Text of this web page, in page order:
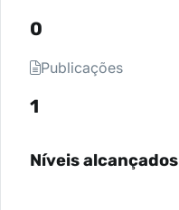
0
Publicações
1
Níveis alcançados